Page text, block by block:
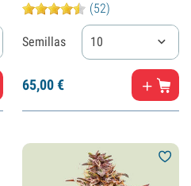
(52)
Semillas 10
65,00€